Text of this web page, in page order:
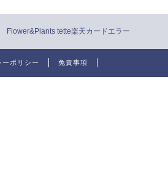
Flower&Plants tette楽天カードエラー
ーポリシー 免責事項